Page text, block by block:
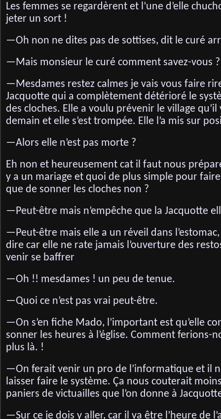
Les femmes se regardèrent et l’une d’elle
jeter un sort !
—Oh non ne dites pas de sottises, dit le curé
—Mais monsieur le curé comment savez-vous
—Mesdames restez calmes je vais vous faire
Jacquotte qui a complètement détérioré le
des cloches. Elle a voulu prévenir le village
demain et elle s’est trompée. Elle l’a mis sur
—Alors elle n’est pas morte ?
Eh non et heureusement cat il faut nous
y a un mariage et quoi de plus simple pour
que de sonner les cloches non ?
—Peut-être mais n’empêche que la Jacquotte
—Peut-être mais elle a un réveil dans
dire car elle ne rate jamais l’ouverture des
venir se baffrer
—Oh !! mesdames ! un peu de tenue.
—Quoi ce n’est pas vrai peut-être.
—On s’en fiche Mado, l’important est qu’elle
sonner les heures à l’église. Comment ferions-
plus là. !
—On ferait venir un pro de l’informatique et il
laisser faire le système. Ça nous couterait
paniers de victuailles que l’on donne à
—Sur ce je dois y aller, car il va être l’heure de